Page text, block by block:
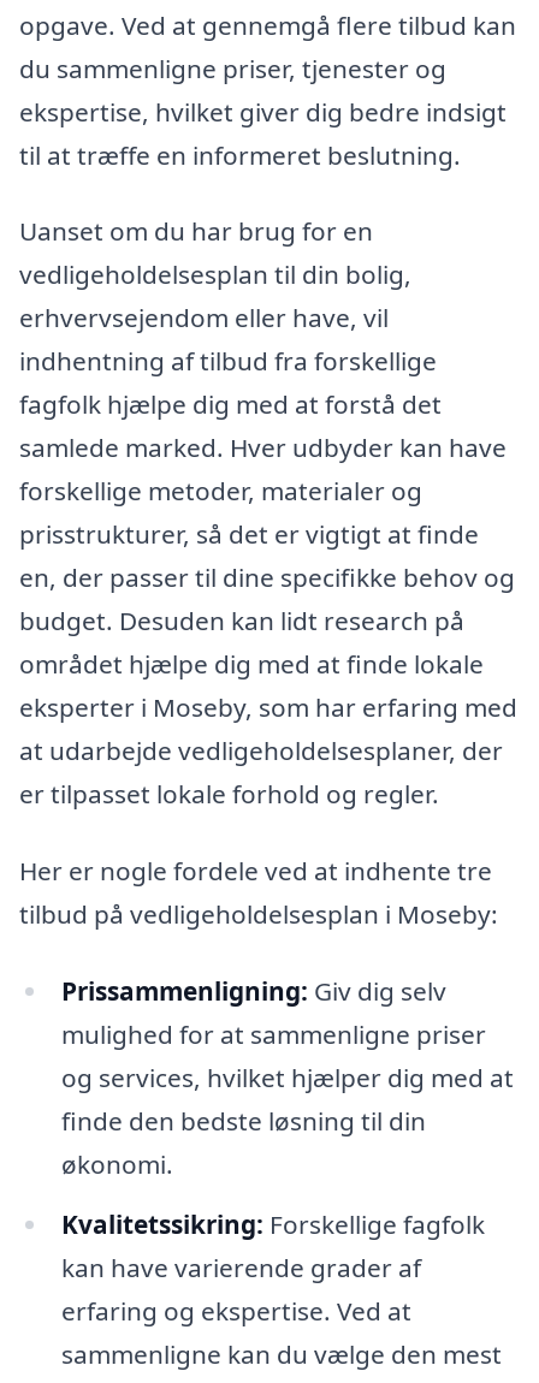
opgave. Ved at gennemgå flere tilbud kan
du sammenligne priser, tjenester og
ekspertise, hvilket giver dig bedre indsigt
til at træffe en informeret beslutning.
Uanset om du har brug for en
vedligeholdelsesplan til din bolig,
erhvervsejendom eller have, vil
indhentning af tilbud fra forskellige
fagfolk hjælpe dig med at forstå det
samlede marked. Hver udbyder kan have
forskellige metoder, materialer og
prisstrukturer, så det er vigtigt at finde
en, der passer til dine specifikke behov og
budget. Desuden kan lidt research på
området hjælpe dig med at finde lokale
eksperter i Moseby, som har erfaring med
at udarbejde vedligeholdelsesplaner, der
er tilpasset lokale forhold og regler.
Her er nogle fordele ved at indhente tre
tilbud på vedligeholdelsesplan i Moseby:
Prissammenligning: Giv dig selv
mulighed for at sammenligne priser
og services, hvilket hjælper dig med at
finde den bedste løsning til din
økonomi.
Kvalitetssikring: Forskellige fagfolk
kan have varierende grader af
erfaring og ekspertise. Ved at
sammenligne kan du vælge den mest